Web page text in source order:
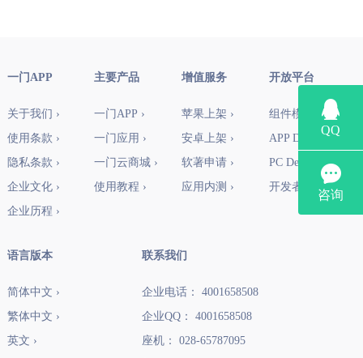
一门APP
关于我们 ›
使用条款 ›
隐私条款 ›
企业文化 ›
企业历程 ›
主要产品
一门APP ›
一门应用 ›
一门云商城 ›
使用教程 ›
增值服务
苹果上架 ›
安卓上架 ›
软著申请 ›
应用内测 ›
开放平台
组件模块 ›
APP Demo ›
PC Demo ›
开发者社区 ›
语言版本
简体中文 ›
繁体中文 ›
英文 ›
联系我们
企业电话： 4001658508
企业QQ： 4001658508
座机： 028-65787095